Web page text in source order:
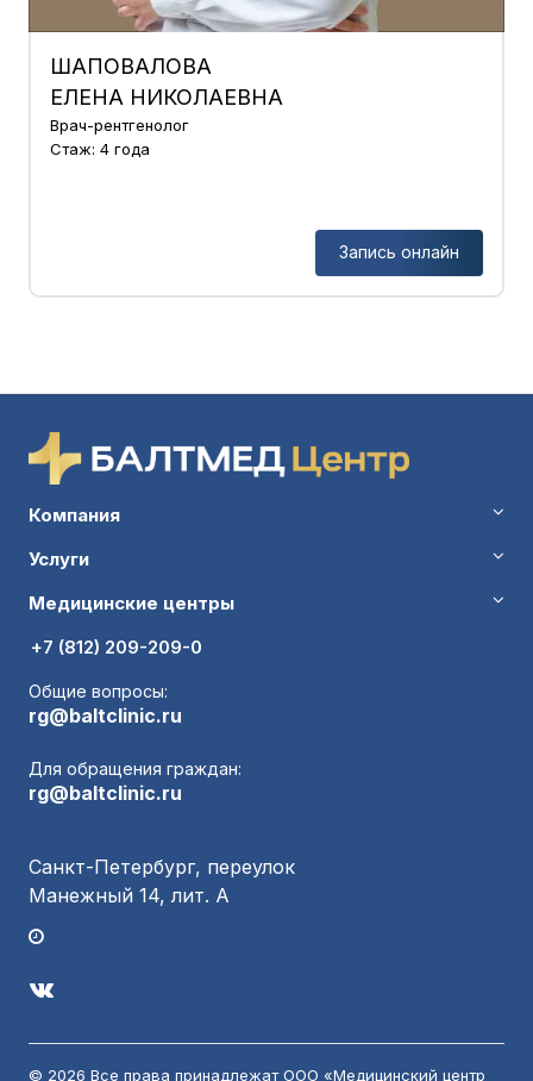
ШАПОВАЛОВА
ЕЛЕНА НИКОЛАЕВНА
Врач-рентгенолог
Стаж: 4 года
Запись онлайн
Компания
Услуги
Медицинские центры
+7 (812) 209-209-0
Общие вопросы:
rg@baltclinic.ru
Для обращения граждан:
rg@baltclinic.ru
Санкт-Петербург, переулок
Манежный 14, лит. А
© 2026 Все права принадлежат ООО «Медицинский центр